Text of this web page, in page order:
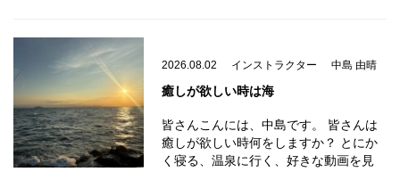
2026.08.02 インストラクター 中島 由晴
癒しが欲しい時は海
皆さんこんには、中島です。 皆さんは
癒しが欲しい時何をしますか？ とにか
く寝る、温泉に行く、好きな動画を見